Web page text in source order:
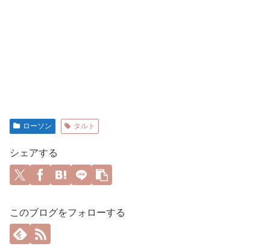
ローソン タルト
シェアする
このブログをフォローする